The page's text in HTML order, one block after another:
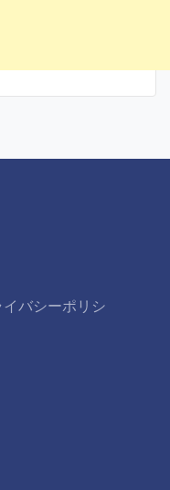
イバシーポリシ